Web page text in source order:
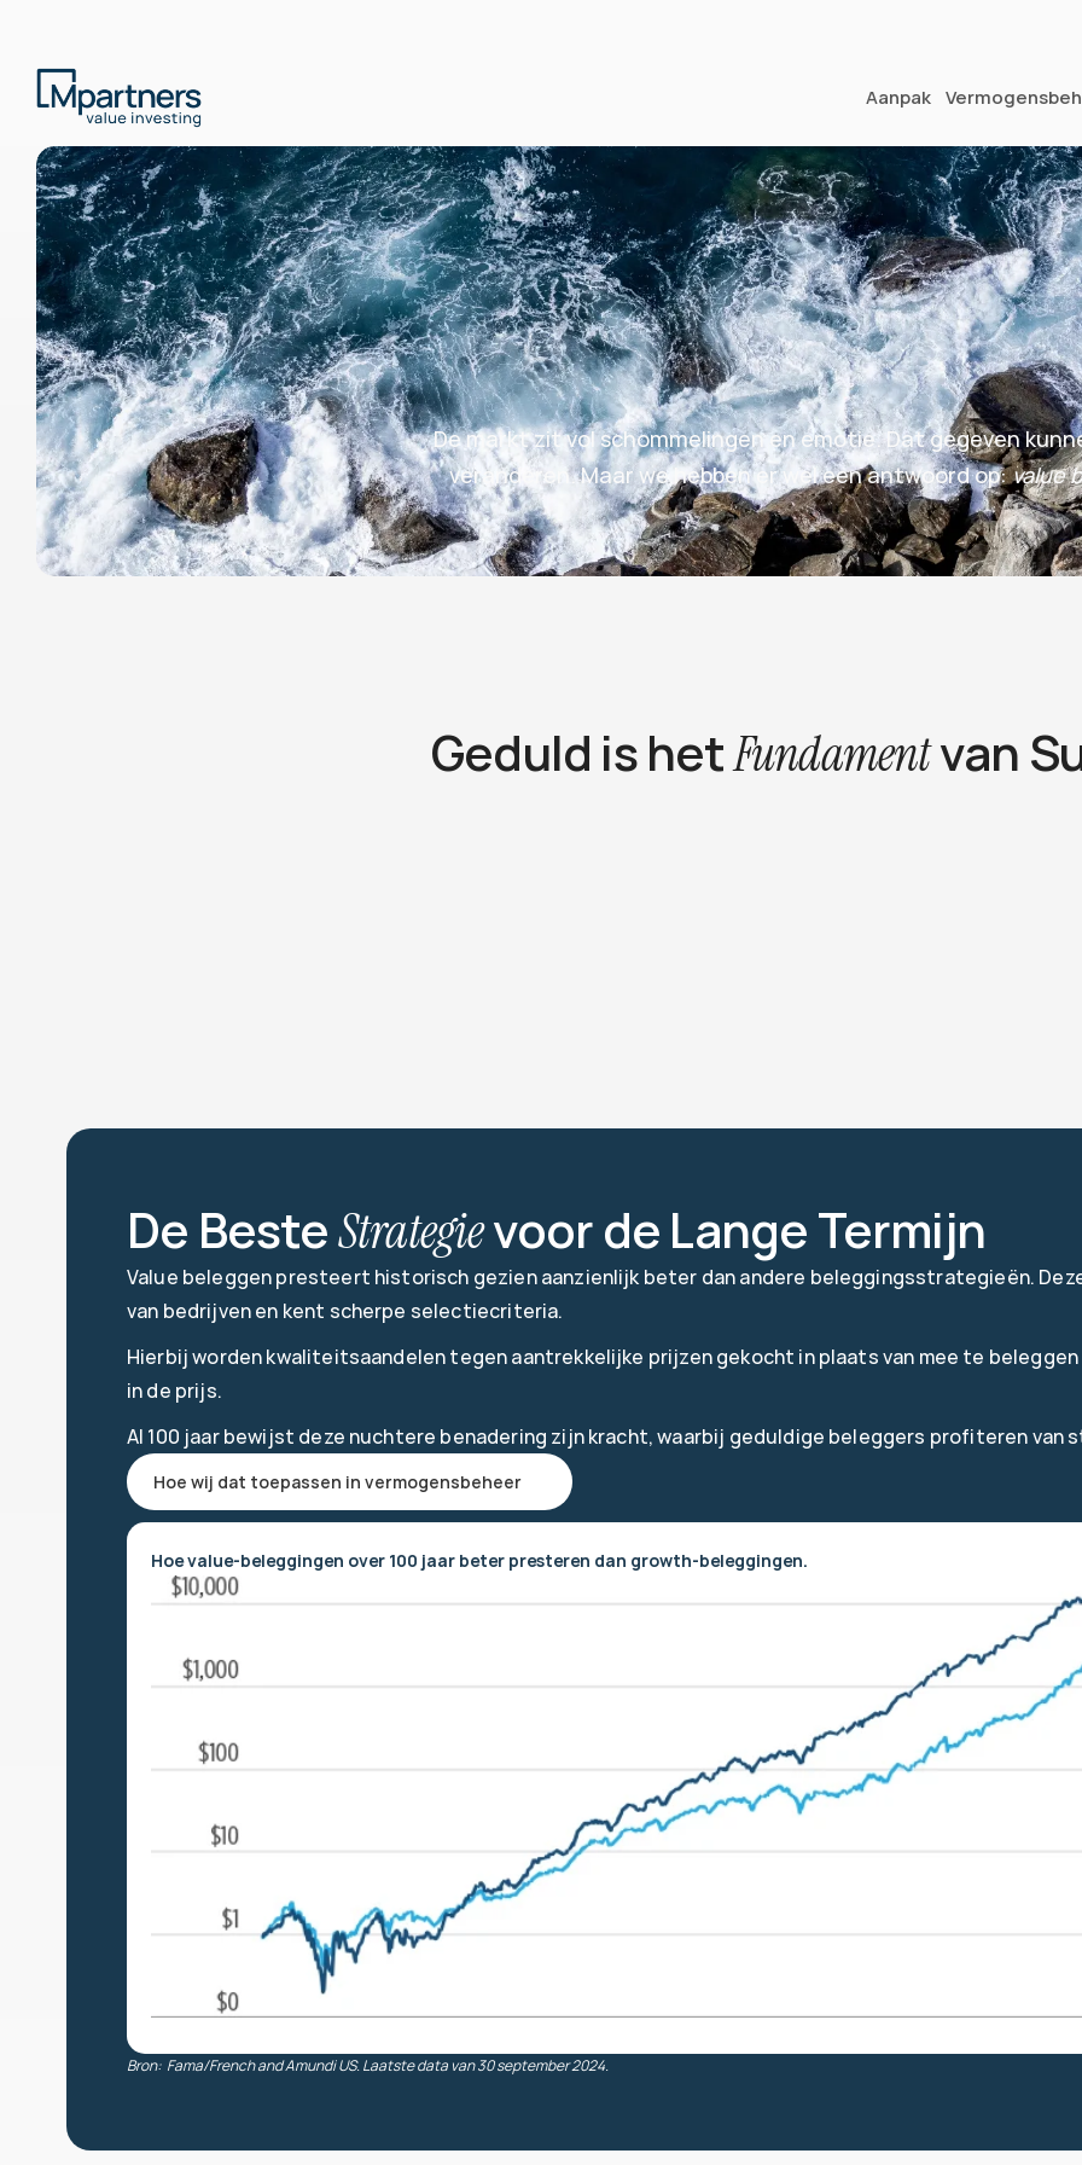
Aanpak
De markt zit vol schommelingen en emotie. Dat gegeven
veranderen. Maar we hebben er wel een antwoord op: value
Geduld is het Fundament van
De Beste Strategie voor de Lange Termijn
Value beleggen presteert historisch gezien aanzienlijk beter dan andere beleggingsstrategieën.
van bedrijven en kent scherpe selectiecriteria.
Hierbij worden kwaliteitsaandelen tegen aantrekkelijke prijzen gekocht in plaats van mee te
in de prijs.
Al 100 jaar bewijst deze nuchtere benadering zijn kracht, waarbij geduldige beleggers profiteren van
Hoe wij dat toepassen in vermogensbeheer
Hoe value-beleggingen over 100 jaar beter presteren dan growth-beleggingen.
Bron:  Fama/French and Amundi US. Laatste data van 30 september 2024.